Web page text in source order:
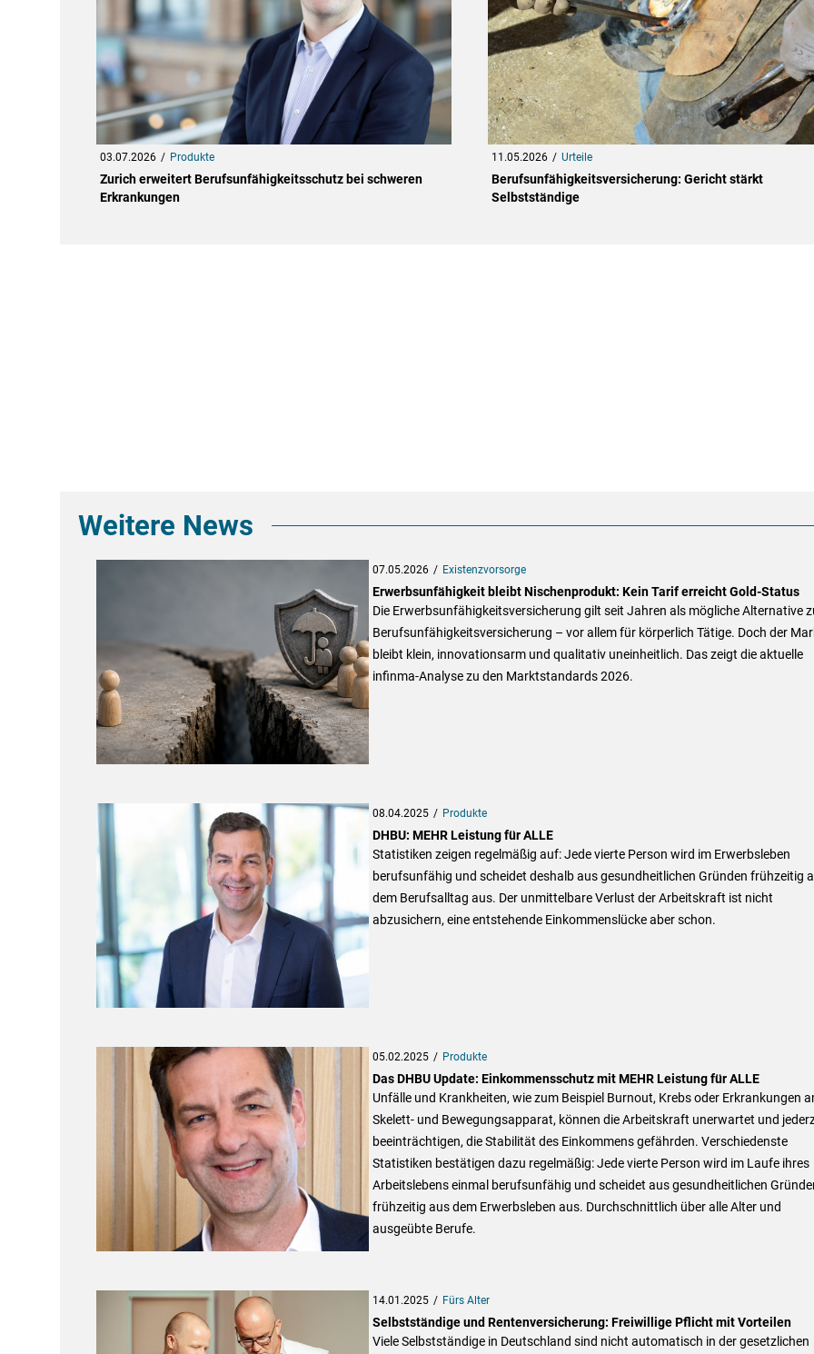
03.07.2026 Produkte
Zurich erweitert Berufsunfähigkeitsschutz bei schweren
Erkrankungen
11.05.2026 Urteile
Berufsunfähigkeitsversicherung: Gericht stärkt
Selbstständige
Weitere News
07.05.2026 Existenzvorsorge
Erwerbsunfähigkeit bleibt Nischenprodukt: Kein Tarif erreicht Gold-Status
Die Erwerbsunfähigkeitsversicherung gilt seit Jahren als mögliche Alternative
Berufsunfähigkeitsversicherung – vor allem für körperlich Tätige. Doch der
bleibt klein, innovationsarm und qualitativ uneinheitlich. Das zeigt die aktuelle
infinma-Analyse zu den Marktstandards 2026.
08.04.2025 Produkte
DHBU: MEHR Leistung für ALLE
Statistiken zeigen regelmäßig auf: Jede vierte Person wird im Erwerbsleben
berufsunfähig und scheidet deshalb aus gesundheitlichen Gründen frühzeitig
dem Berufsalltag aus. Der unmittelbare Verlust der Arbeitskraft ist nicht
abzusichern, eine entstehende Einkommenslücke aber schon.
05.02.2025 Produkte
Das DHBU Update: Einkommensschutz mit MEHR Leistung für ALLE
Unfälle und Krankheiten, wie zum Beispiel Burnout, Krebs oder Erkrankungen
Skelett- und Bewegungsapparat, können die Arbeitskraft unerwartet und
beeinträchtigen, die Stabilität des Einkommens gefährden. Verschiedenste
Statistiken bestätigen dazu regelmäßig: Jede vierte Person wird im Laufe ihres
Arbeitslebens einmal berufsunfähig und scheidet aus gesundheitlichen
frühzeitig aus dem Erwerbsleben aus. Durchschnittlich über alle Alter und
ausgeübte Berufe.
14.01.2025 Fürs Alter
Selbstständige und Rentenversicherung: Freiwillige Pflicht mit Vorteilen
Viele Selbstständige in Deutschland sind nicht automatisch in der gesetzlichen